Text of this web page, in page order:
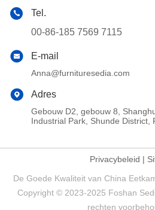
Tel.
00-86-185 7569 7115
E-mail
Anna@furnituresedia.com
Adres
Gebouw D2, gebouw 8,
Industrial Park, Shunde District,
Privacybeleid |
De Goede Kwaliteit van China
Copyright © 2023-2025 Foshan
rechten